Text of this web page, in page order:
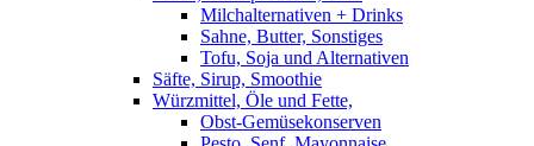
Milchalternativen + Drinks
Sahne, Butter, Sonstiges
Tofu, Soja und Alternativen
Säfte, Sirup, Smoothie
Würzmittel, Öle und Fette,
Obst-Gemüsekonserven